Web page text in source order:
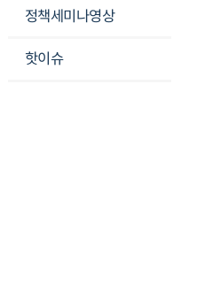
정책세미나영상
핫이슈